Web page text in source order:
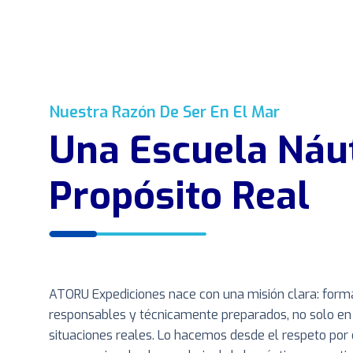
Nuestra Razón De Ser En El Mar
Una Escuela
Propósito Real
ATORU Expediciones nace con una misión clara:
responsables y técnicamente preparados, no solo
situaciones reales. Lo hacemos desde el respeto